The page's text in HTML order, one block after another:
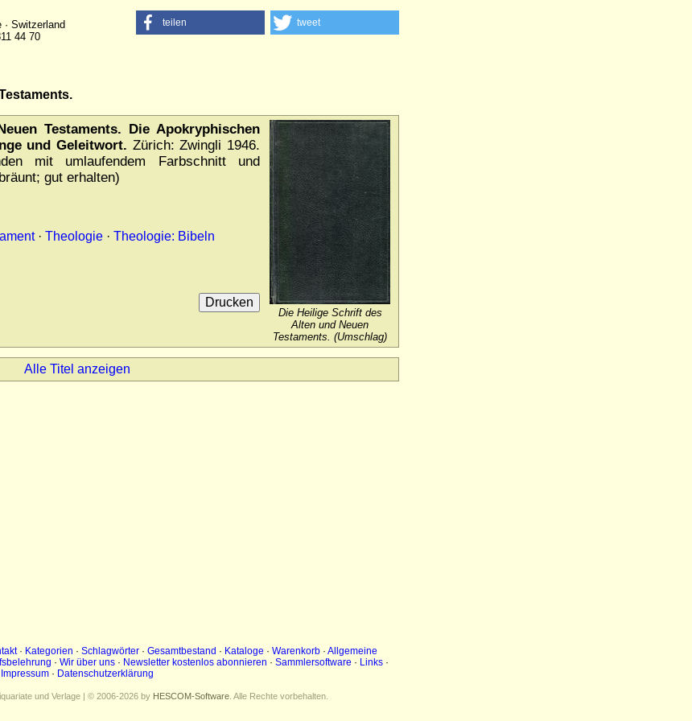
· Switzerland
44 70
teilen tweet
Testaments. Die Apokryphischen
und Geleitwort. Zürich: Zwingli 1946.
mit umlaufendem Farbschnitt und
gut erhalten)
· Theologie · Theologie: Bibeln
Die Heilige Schrift des
Alten und Neuen
Testaments. (Umschlag)
Alle Titel anzeigen
· Kategorien · Schlagwörter· Gesamtbestand · Kataloge · Warenkorb· Allgemeine
· Wir über uns · Newsletter kostenlos abonnieren · Sammlersoftware · Links ·
Impressum · Datenschutzerklärung
und Verlage | © 2006-2026 by HESCOM-Software . Alle Rechte vorbehalten.